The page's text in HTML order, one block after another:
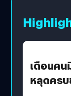
เตือนคน
หลุดคร